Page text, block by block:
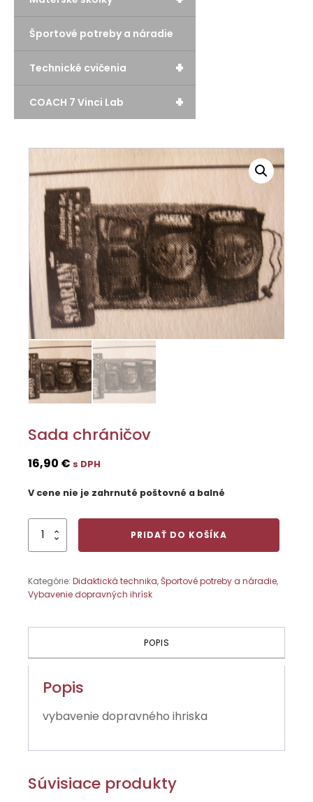
Športové potreby a náradie
+
Technické cvičenia
+
COACH 7 Vinci Lab
Sada chráničov
16,90 € s DPH
V cene nie je zahrnuté poštovné a balné
množstvo
PRIDAŤ DO KOŠÍKA
Kategórie: Didaktická technika,Športové potreby a náradie,
Vybavenie dopravných ihrísk
POPIS
Popis
vybavenie dopravného ihriska
Súvisiace produkty